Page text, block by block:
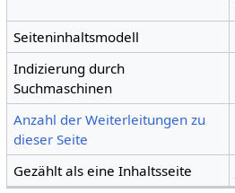
Seiteninhaltsmodell
Indizierung durch
Suchmaschinen
Anzahl der Weiterleitungen zu
dieser Seite
Gezählt als eine Inhaltsseite